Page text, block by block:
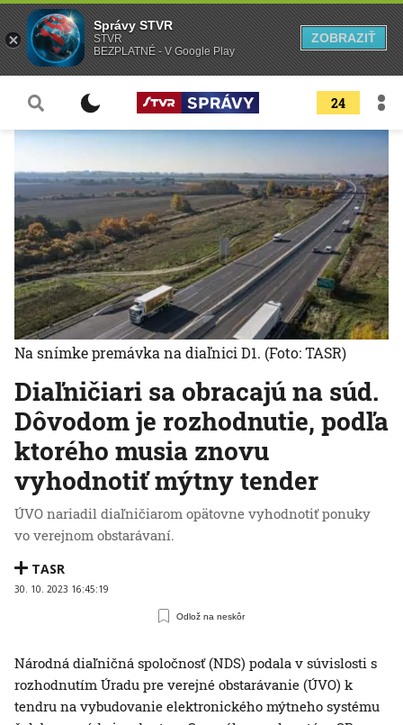
24
Diaľničiari sa obracajú na súd.
Dôvodom je rozhodnutie, podľa
ktorého musia znovu
vyhodnotiť mýtny tender
ÚVO nariadil diaľničiarom opätovne vyhodnotiť ponuky
vo verejnom obstarávaní.
TASR
30. 10. 2023 16:45:19
Odlož na neskôr
Na snímke premávka na diaľnici D1. (Foto: TASR)
Národná diaľničná spoločnosť (NDS) podala v súvislosti s
rozhodnutím Úradu pre verejné obstarávanie (ÚVO) k
tendru na vybudovanie elektronického mýtneho systému
Správy STVR
STVR
BEZPLATNÉ - V Google Play
ZOBRAZIŤ